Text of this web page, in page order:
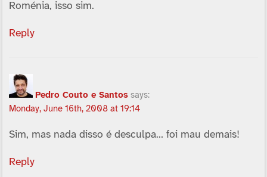
Roménia, isso sim.
Reply
Pedro Couto e Santos says:
Monday, June 16th, 2008 at 19:14
Sim, mas nada disso é desculpa… foi mau demais!
Reply